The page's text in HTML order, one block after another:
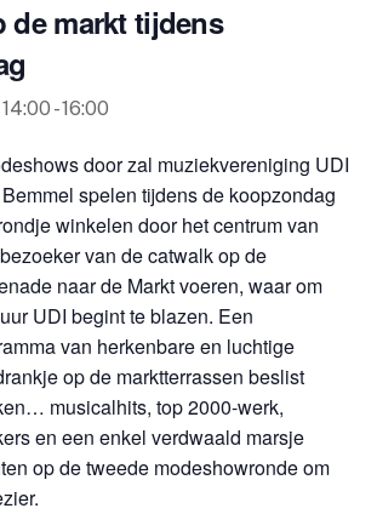
de markt tijdens
-16:00
door zal muziekvereniging UDI
spelen tijdens de koopzondag
winkelen door het centrum van
van de catwalk op de
naar de Markt voeren, waar om
UDI begint te blazen. Een
van herkenbare en luchtige
op de marktterrassen beslist
musicalhits, top 2000-werk,
en een enkel verdwaald marsje
op de tweede modeshowronde om